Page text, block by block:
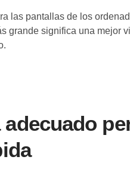
las pantallas de los
grande significa una